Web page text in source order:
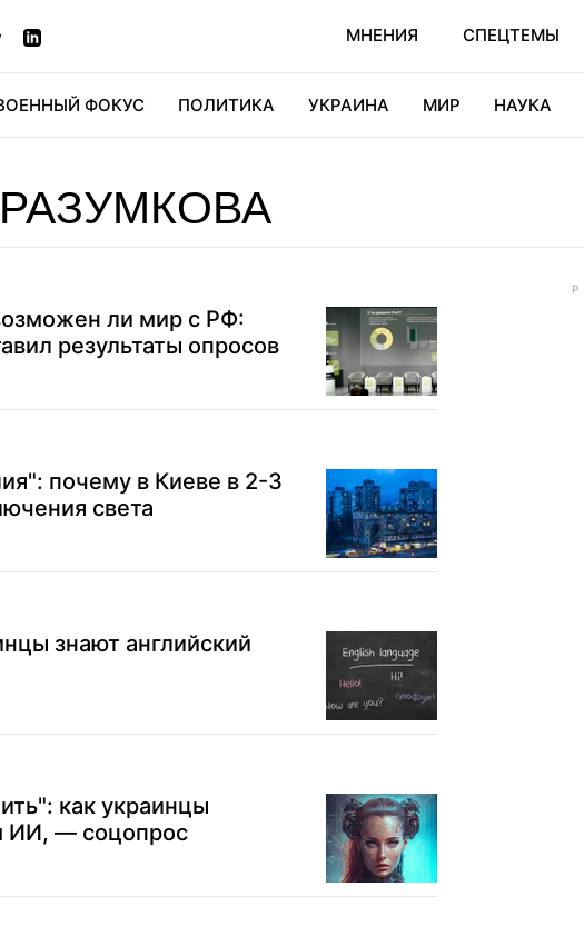
МНЕНИЯ СПЕЦТЕМЫ
ФОКУС ПОЛИТИКА УКРАИНА МИР НАУКА
ли мир с РФ:
результаты опросов
почему в Киеве в 2-3
света
знают английский
как украинцы
ИИ, — соцопрос